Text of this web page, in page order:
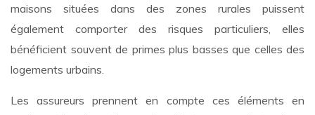
maisons situées dans des zones rurales puissent
également comporter des risques particuliers, elles
bénéficient souvent de primes plus basses que celles des
logements urbains.
Les assureurs prennent en compte ces éléments en